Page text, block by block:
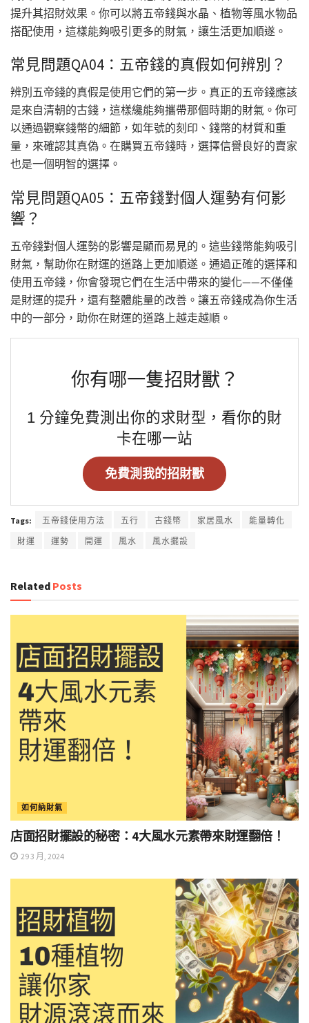
提升其招財效果。你可以將五帝錢與水晶、植物等風水物品
搭配使用，這樣能夠吸引更多的財氣，讓生活更加順遂。
常見問題QA04：五帝錢的真假如何辨別？
辨別五帝錢的真假是使用它們的第一步。真正的五帝錢應該
是來自清朝的古錢，這樣纔能夠攜帶那個時期的財氣。你可
以通過觀察錢幣的細節，如年號的刻印、錢幣的材質和重
量，來確認其真偽。在購買五帝錢時，選擇信譽良好的賣家
也是一個明智的選擇。
常見問題QA05：五帝錢對個人運勢有何影
響？
五帝錢對個人運勢的影響是顯而易見的。這些錢幣能夠吸引
財氣，幫助你在財運的道路上更加順遂。通過正確的選擇和
使用五帝錢，你會發現它們在生活中帶來的變化——不僅僅
是財運的提升，還有整體能量的改善。讓五帝錢成為你生活
中的一部分，助你在財運的道路上越走越順。
你有哪一隻招財獸？
1 分鐘免費測出你的求財型，看你的財
卡在哪一站
免費測我的招財獸
Tags: 五帝錢使用方法 五行 古錢幣 家居風水
能量轉化
財運
運勢 開運 風水 風水擺設
Related Posts
如何納財氣
店面招財擺設的秘密：4大風水元素帶來財運翻倍！
29 3 月, 2024